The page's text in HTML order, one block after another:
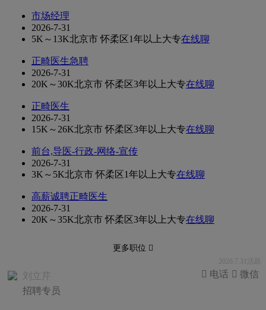
市场经理
2026-7-31
5K～13K北京市 怀柔区1年以上大专在线聊
正畸医生急聘
2026-7-31
20K～30K北京市 怀柔区3年以上大专在线聊
正畸医生
2026-7-31
15K～26K北京市 怀柔区3年以上大专在线聊
前台,导医-行政-网络-宣传
2026-7-31
3K～5K北京市 怀柔区1年以上大专在线聊
高薪诚聘正畸医生
2026-7-31
20K～35K北京市 怀柔区3年以上大专在线聊
更多职位 
2026.7.31活跃
刘立芹
招聘专员
 微信
 电话